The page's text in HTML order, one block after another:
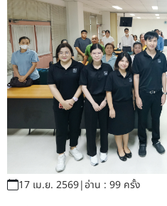
สายตรงผู้บริหาร
17 เม.ย. 2569|อ่าน : 99 ครั้ง